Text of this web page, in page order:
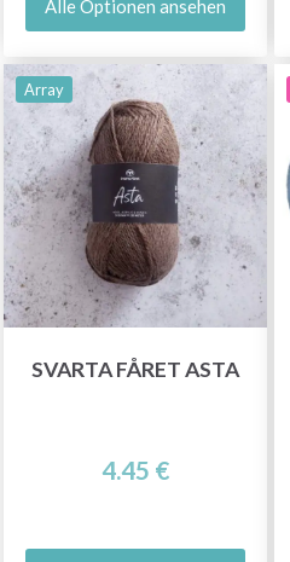
Alle Optionen ansehen
Array
SVARTA FÅRET ASTA
4.45 €